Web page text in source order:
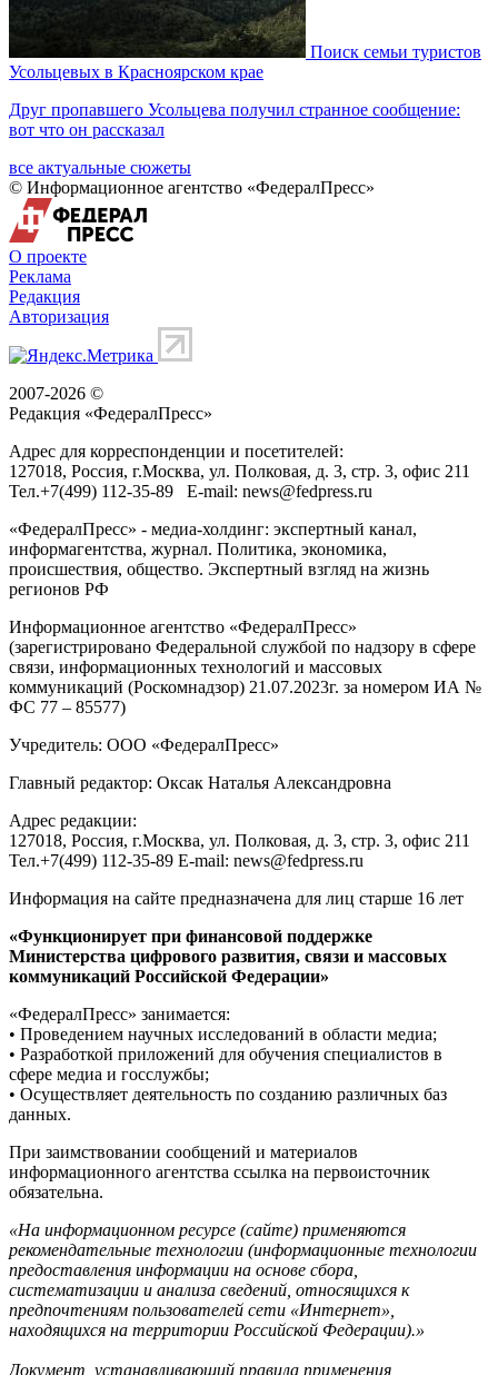
Поиск семьи туристов
Усольцевых в Красноярском крае
Друг пропавшего Усольцева получил странное сообщение:
вот что он рассказал
все актуальные сюжеты
© Информационное агентство «ФедералПресс»
О проекте
Реклама
Редакция
Авторизация
2007-2026 ©
Редакция «ФедералПресс»
Адрес для корреспонденции и посетителей:
127018, Россия, г.Москва, ул. Полковая, д. 3, стр. 3, офис 211
Тел.+7(499) 112-35-89 E-mail: news@fedpress.ru
«ФедералПресс» - медиа-холдинг: экспертный канал,
информагентства, журнал. Политика, экономика,
происшествия, общество. Экспертный взгляд на жизнь
регионов РФ
Информационное агентство «ФедералПресс»
(зарегистрировано Федеральной службой по надзору в сфере
связи, информационных технологий и массовых
коммуникаций (Роскомнадзор) 21.07.2023г. за номером ИА №
ФС 77 – 85577)
Учредитель: ООО «ФедералПресс»
Главный редактор: Оксак Наталья Александровна
Адрес редакции:
127018, Россия, г.Москва, ул. Полковая, д. 3, стр. 3, офис 211
Тел.+7(499) 112-35-89 E-mail: news@fedpress.ru
Информация на сайте предназначена для лиц старше 16 лет
«Функционирует при финансовой поддержке
Министерства цифрового развития, связи и массовых
коммуникаций Российской Федерации»
«ФедералПресс» занимается:
• Проведением научных исследований в области медиа;
• Разработкой приложений для обучения специалистов в
сфере медиа и госслужбы;
• Осуществляет деятельность по созданию различных баз
данных.
При заимствовании сообщений и материалов
информационного агентства ссылка на первоисточник
обязательна.
«На информационном ресурсе (сайте) применяются
рекомендательные технологии (информационные технологии
предоставления информации на основе сбора,
систематизации и анализа сведений, относящихся к
предпочтениям пользователей сети «Интернет»,
находящихся на территории Российской Федерации).»
Документ, устанавливающий правила применения